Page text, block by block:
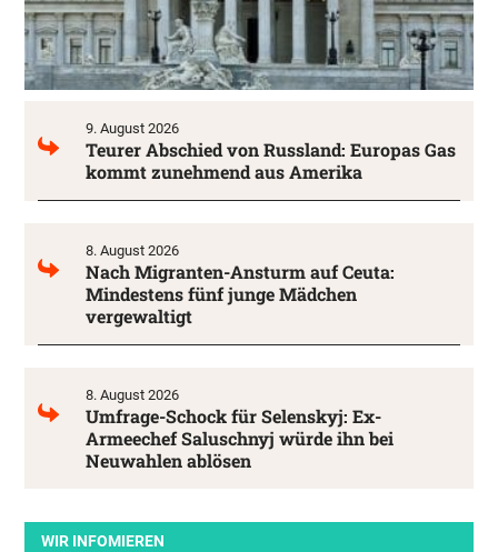
9. August 2026
Teurer Abschied von Russland: Europas Gas
kommt zunehmend aus Amerika
8. August 2026
Nach Migranten-Ansturm auf Ceuta:
Mindestens fünf junge Mädchen
vergewaltigt
8. August 2026
Umfrage-Schock für Selenskyj: Ex-
Armeechef Saluschnyj würde ihn bei
Neuwahlen ablösen
WIR INFOMIEREN